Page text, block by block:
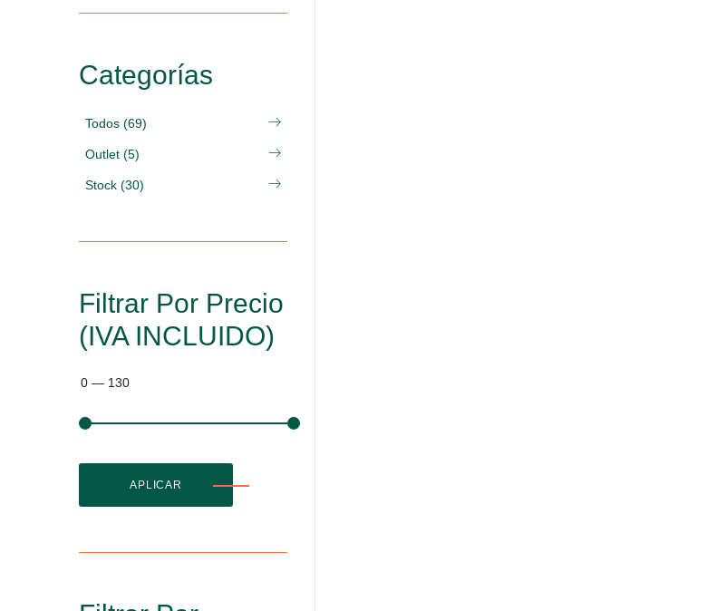
Categorías
Todos (69)
Outlet (5)
Stock (30)
Filtrar Por Precio
(IVA INCLUIDO)
0 — 130
APLICAR